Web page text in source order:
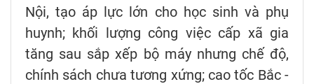
Nội, tạo áp lực lớn cho học sinh và phụ
huynh; khối lượng công việc cấp xã gia
tăng sau sắp xếp bộ máy nhưng chế độ,
chính sách chưa tương xứng; cao tốc Bắc -